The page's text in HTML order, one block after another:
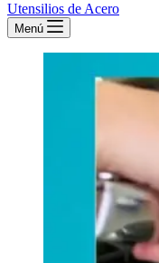
Utensilios de Acero
Menú